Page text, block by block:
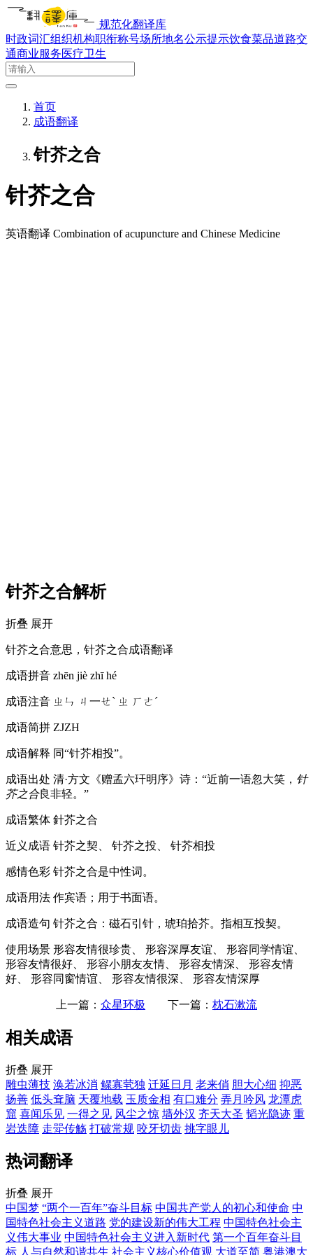
规范化翻译库
时政词汇组织机构职衔称号场所地名公示提示饮食菜品道路交
通商业服务医疗卫生
首页
成语翻译
针芥之合
针芥之合
英语翻译 Combination of acupuncture and Chinese Medicine
针芥之合解析
折叠 展开
针芥之合意思，针芥之合成语翻译
成语拼音 zhēn jiè zhī hé
成语注音 ㄓㄣ ㄐ一ㄝˋ ㄓ ㄏㄜˊ
成语简拼 ZJZH
成语解释 同“针芥相投”。
成语出处 清·方文《赠孟六玕明序》诗：“近前一语忽大笑， 针
芥之合良非轻。”
成语繁体 針芥之合
近义成语 针芥之契、 针芥之投、 针芥相投
感情色彩 针芥之合是中性词。
成语用法 作宾语；用于书面语。
成语造句 针芥之合：磁石引针，琥珀拾芥。指相互投契。
使用场景 形容友情很珍贵、 形容深厚友谊、 形容同学情谊、
形容友情很好、 形容小朋友友情、 形容友情深、 形容友情
好、 形容同窗情谊、 形容友情很深、 形容友情深厚
上一篇： 众星环极 下一篇： 枕石漱流
相关成语
折叠 展开
雕虫薄技 涣若冰消 鳏寡茕独 迁延日月 老来俏 胆大心细 抑恶
扬善 低头耷脑 天覆地载 玉质金相 有口难分 弄月吟风 龙潭虎
窟 喜闻乐见 一得之见 风尘之惊 墙外汉 齐天大圣 韬光隐迹 重
岩迭障 走斝传觞 打破常规 咬牙切齿 挑字眼儿
热词翻译
折叠 展开
中国梦 “两个一百年”奋斗目标 中国共产党人的初心和使命 中
国特色社会主义道路 党的建设新的伟大工程 中国特色社会主
义伟大事业 中国特色社会主义进入新时代 第一个百年奋斗目
标 人与自然和谐共生 社会主义核心价值观 大道至简 粤港澳大